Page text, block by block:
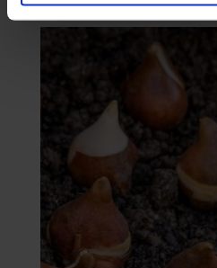
- surmie